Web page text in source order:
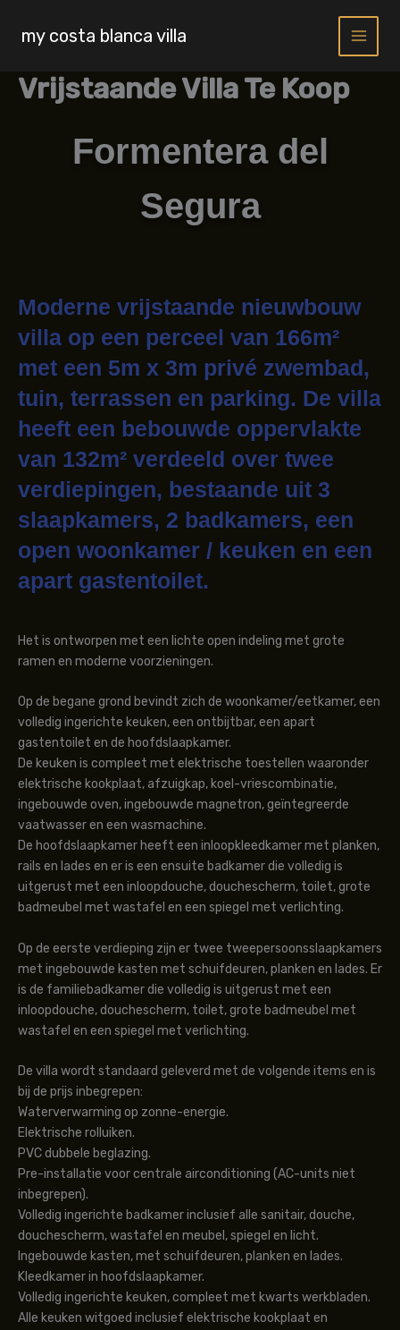
content
my costa blanca villa
Vrijstaande Villa Te Koop
Formentera del
Segura
Moderne vrijstaande nieuwbouw
villa op een perceel van 166m²
met een 5m x 3m privé zwembad,
tuin, terrassen en parking. De villa
heeft een bebouwde oppervlakte
van 132m² verdeeld over twee
verdiepingen, bestaande uit 3
slaapkamers, 2 badkamers, een
open woonkamer / keuken en een
apart gastentoilet.
Het is ontworpen met een lichte open indeling met grote
ramen en moderne voorzieningen.
Op de begane grond bevindt zich de woonkamer/eetkamer, een
volledig ingerichte keuken, een ontbijtbar, een apart
gastentoilet en de hoofdslaapkamer.
De keuken is compleet met elektrische toestellen waaronder
elektrische kookplaat, afzuigkap, koel-vriescombinatie,
ingebouwde oven, ingebouwde magnetron, geïntegreerde
vaatwasser en een wasmachine.
De hoofdslaapkamer heeft een inloopkleedkamer met planken,
rails en lades en er is een ensuite badkamer die volledig is
uitgerust met een inloopdouche, douchescherm, toilet, grote
badmeubel met wastafel en een spiegel met verlichting.
Op de eerste verdieping zijn er twee tweepersoonsslaapkamers
met ingebouwde kasten met schuifdeuren, planken en lades. Er
is de familiebadkamer die volledig is uitgerust met een
inloopdouche, douchescherm, toilet, grote badmeubel met
wastafel en een spiegel met verlichting.
De villa wordt standaard geleverd met de volgende items en is
bij de prijs inbegrepen:
Waterverwarming op zonne-energie.
Elektrische rolluiken.
PVC dubbele beglazing.
Pre-installatie voor centrale airconditioning (AC-units niet
inbegrepen).
Volledig ingerichte badkamer inclusief alle sanitair, douche,
douchescherm, wastafel en meubel, spiegel en licht.
Ingebouwde kasten, met schuifdeuren, planken en lades.
Kleedkamer in hoofdslaapkamer.
Volledig ingerichte keuken, compleet met kwarts werkbladen.
Alle keuken witgoed inclusief elektrische kookplaat en